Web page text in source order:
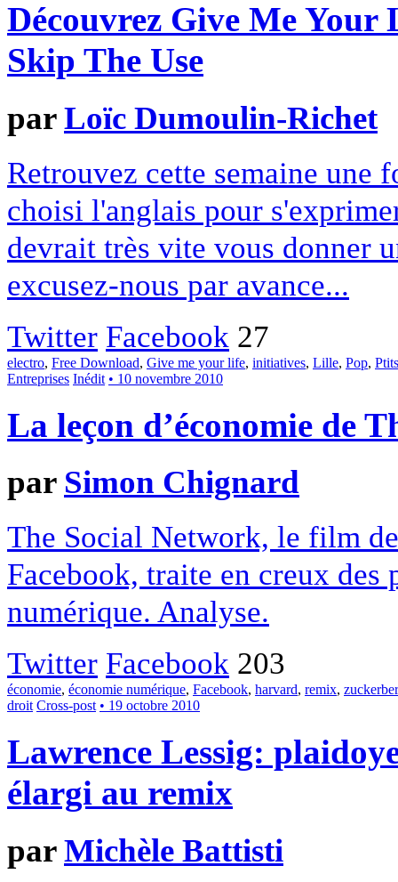
Découvrez Give Me
Skip The Use
parLoïc Dumoulin-Richet
Retrouvez cette semaine
choisi l'anglais pour
devrait très vite vous donner
excusez-nous par avance...
Twitter Facebook 27
electro, Free Download, Give me your life, initiatives, Lille, Pop,
Entreprises Inédit • 10 novembre 2010
La leçon d’économie de
par Simon Chignard
The Social Network, le film
Facebook, traite en creux
numérique. Analyse.
Twitter Facebook 203
économie, économie numérique, Facebook, harvard, remix,
droit Cross-post • 19 octobre 2010
Lawrence Lessig:
élargi au remix
parMichèle Battisti